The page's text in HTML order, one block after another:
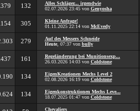
132
Alles Schläger... irgendwie
02.07.2026 23:45von Genyosha
305
Kleine Anfrage!
01.11.2025 22:14von McEvedy
279
Auf des Messers Schneide
Heute, 07:37von bully
161
Regeländerung bei Munitionsexp...
26.03.2026 14:03von Coldstone
134
EigenKreationen Mechs Level 2
02.08.2026 16:19von Coldstone
134
Eigenkonstruktionen Mechs Leve...
18.07.2025 01:47von Coldstone
Chevaliers